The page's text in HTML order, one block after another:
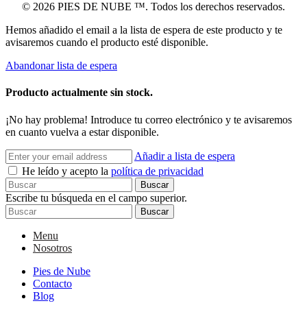
© 2026 PIES DE NUBE ™. Todos los derechos reservados.
Hemos añadido el email a la lista de espera de este producto y te
avisaremos cuando el producto esté disponible.
Abandonar lista de espera
Producto actualmente sin stock.
¡No hay problema! Introduce tu correo electrónico y te avisaremos
en cuanto vuelva a estar disponible.
Añadir a lista de espera
He leído y acepto la política de privacidad
Buscar
Escribe tu búsqueda en el campo superior.
Buscar
Menu
Nosotros
Pies de Nube
Contacto
Blog